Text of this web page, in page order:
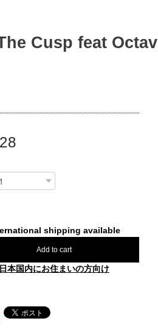
Cusp feat Octav
shipping available
Add to cart
日本国内にお住まいの方向け